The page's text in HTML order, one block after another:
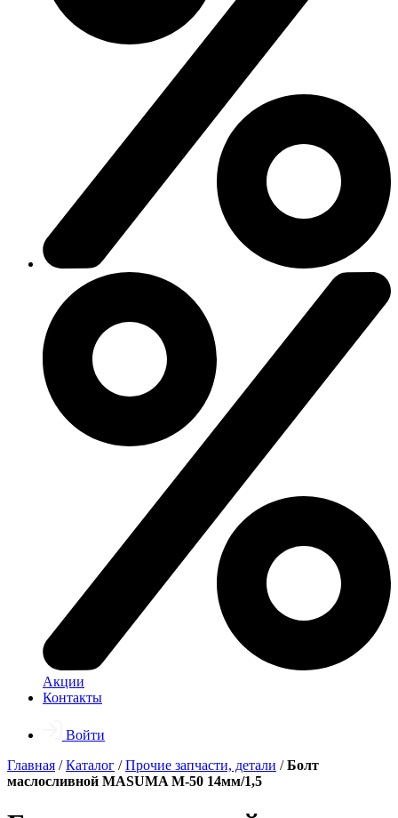
Акции
Контакты
Войти
Главная /Каталог /Прочие запчасти, детали /Болт
маслосливной MASUMA M-50 14мм/1,5